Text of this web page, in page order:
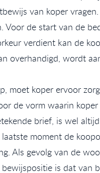
van koper
de start van de
verdient kan de
overhandigd, wordt
moet koper ervoor
de vorm waarin
brief, is wel
moment de
Als gevolg van de
is dat van